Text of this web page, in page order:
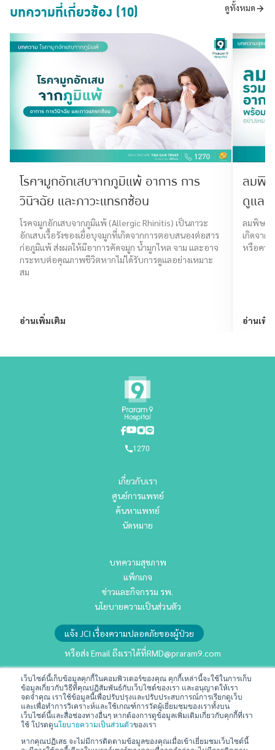
เว็บไซต์นี้เก็บข้อมูลคุกกี้ในคอมพิวเตอร์ของคุณ คุกกี้เหล่านี้จะใช้ในการเก็บ
ข้อมูลเกี่ยวกับวิธีที่คุณปฏิสัมพันธ์กับเว็บไซต์ของเรา และอนุญาตให้เรา
จดจำคุณ เราใช้ข้อมูลนี้เพื่อปรับปรุงและปรับประสบการณ์การเรียกดูเว็บ
และเพื่อทำการวิเคราะห์และใช้เกณฑ์การวัดผู้เยี่ยมชมของเราทั้งบน
เว็บไซต์นี้และสื่อช่องทางอื่นๆ หากต้องการดูข้อมูลเพิ่มเติมเกี่ยวกับคุกกี้ที่เรา
ใช้ โปรดดูนโยบายความเป็นส่วนตัวของเรา
หากคุณปฏิเสธ จะไม่มีการติดตามข้อมูลของคุณเมื่อเข้าเยี่ยมชมเว็บไซต์นี้
บทความที่เกี่ยวข้อง (10) ดูทั้งหมด
โรคจมูกอักเสบจากภูมิแพ้ อาการ การ
วินิจฉัย และภาวะแทรกซ้อน
โรคจมูกอักเสบจากภูมิแพ้ (Allergic Rhinitis) เป็นภาวะ
อักเสบเรื้อรังของเยื่อบุจมูกที่เกิดจากการตอบสนองต่อสาร
ก่อภูมิแพ้ ส่งผลให้มีอาการคัดจมูก น้ำมูกไหล จาม และอาจ
กระทบต่อคุณภาพชีวิตหากไม่ได้รับการดูแลอย่างเหมาะ
สม
อ่านเพิ่มเติม
ลมพิษ
ดูแลรั
ลมพิษ คื
เกิดจาก
หรือควา
อ่านเพิ่
1270
เกี่ยวกับเรา
ศูนย์การแพทย์
ค้นหาแพทย์
นัดหมาย
บทความสุขภาพ
แพ็กเกจ
ข่าวและกิจกรรม รพ.
นโยบายความเป็นส่วนตัว
แจ้ง JCI เรื่องความปลอดภัยของผู้ป่วย
หรือส่ง Email ถึงเราได้ที่RMD@praram9.com
นักลงทุนสัมพันธ์
การพัฒนาอย่างยั่งยืน
ร่วมงานกับเรา
ติดต่อเรา